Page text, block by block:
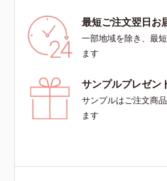
最短ご注文翌日お
一部地域を除き、最
ます
サンプルプレゼン
サンプルはご注文商
ます